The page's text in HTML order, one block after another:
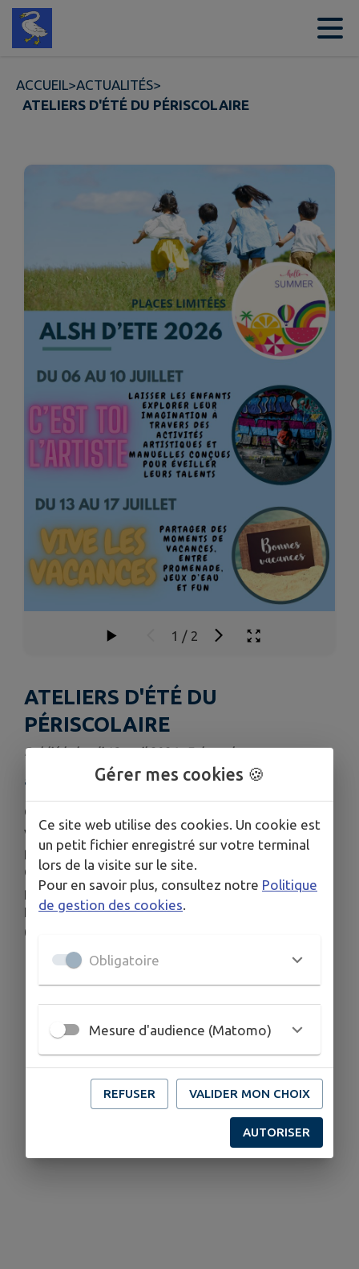
Contenu
ACCUEIL>ACTUALITÉS>
ATELIERS D'ÉTÉ DU PÉRISCOLAIRE
1 / 2
ATELIERS D'ÉTÉ DU
PÉRISCOLAIRE
Publié le lundi 13 avril 2026 - Folgensbourg
alerte locale
Cet été, le périscolaire de Folgensbourg accueille
vos enfants du 06 au 17 juillet et organise
plusieurs ateliers.
Consultez le programme ci-joint. Attention, les
places sont limitées.
Infos :periscolaire@folgensbourg.fr
03.89.70.92.23
Gérer mes cookies 🍪
Ce site web utilise des cookies. Un cookie est
un petit fichier enregistré sur votre terminal
lors de la visite sur le site.
Pour en savoir plus, consultez notre Politique
de gestion des cookies.
Obligatoire
Mesure d'audience (Matomo)
REFUSER VALIDER MON CHOIX
AUTORISER